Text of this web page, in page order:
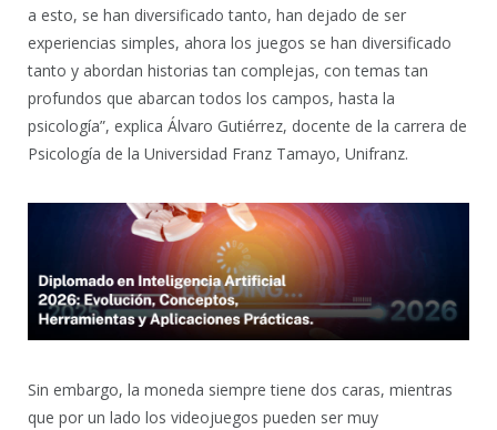
a esto, se han diversificado tanto, han dejado de ser
experiencias simples, ahora los juegos se han diversificado
tanto y abordan historias tan complejas, con temas tan
profundos que abarcan todos los campos, hasta la
psicología”, explica Álvaro Gutiérrez, docente de la carrera de
Psicología de la Universidad Franz Tamayo, Unifranz.
Sin embargo, la moneda siempre tiene dos caras, mientras
que por un lado los videojuegos pueden ser muy